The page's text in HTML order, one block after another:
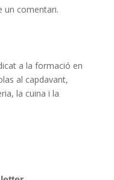
un comentari.
a la formació en
al capdavant,
la cuina i la